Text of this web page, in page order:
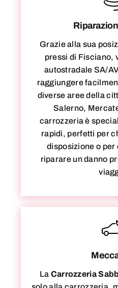
Grazie alla sua
pressi di Fisciano,
autostradale SA/
raggiungere
diverse aree della
Salerno,
carrozzeria è
rapidi, perfetti per
disposizione o per
riparare un danno
La Carrozzeria